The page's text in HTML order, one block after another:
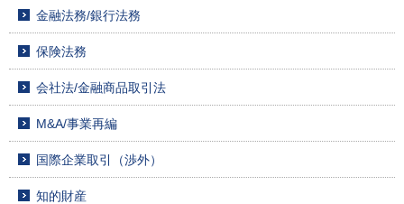
金融法務/銀行法務
保険法務
会社法/金融商品取引法
M&A/事業再編
国際企業取引（渉外）
知的財産